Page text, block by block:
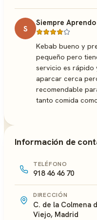
S
Siempre Aprendo
Kebab bueno y
pequeño pero
servicio es rápido
aparcar cerca
recomendable
tanto comida
Información de
TELÉFONO
918 46 46 70
DIRECCIÓN
C. de la Colmena
Viejo, Madrid